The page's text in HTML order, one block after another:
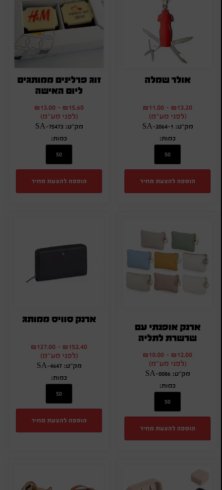
אולר שמלה
₪13.20
-
₪11.00
(לפני מע"מ)
מק"ט: SA-2064-1
כמות:
הוספה להצעת מחיר
זוג פרלינים ממותגים
ליום האישה
₪15.60
-
₪13.00
(לפני מע"מ)
מק"ט: SA-75473
כמות:
הוספה להצעת מחיר
ארנק אופנתי עם
שרשרת לתליה
₪12.00
-
₪10.00
(לפני מע"מ)
מק"ט: SA-0086
כמות:
הוספה להצעת מחיר
ארנק סוויס ממותג
₪152.40
-
₪127.00
(לפני מע"מ)
מק"ט: SA-4647
כמות:
הוספה להצעת מחיר